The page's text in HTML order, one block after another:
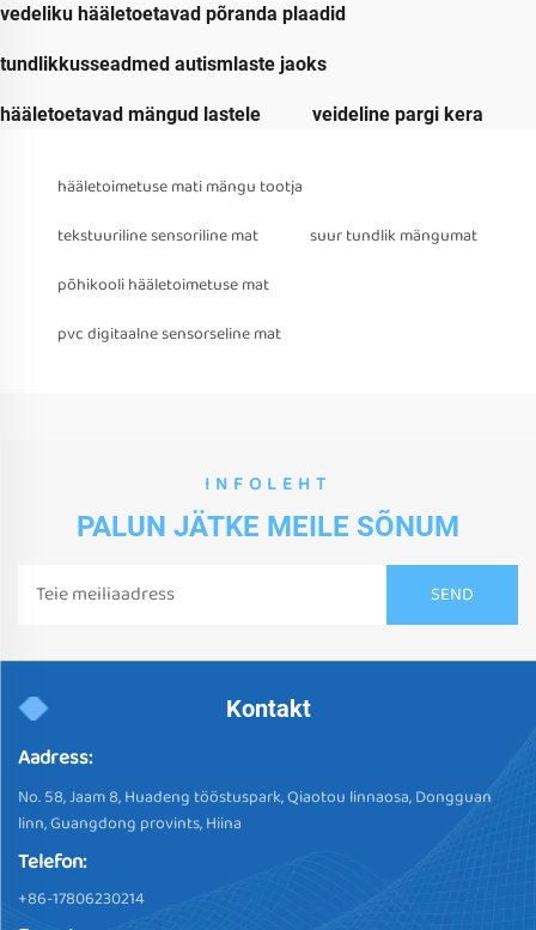
vedeliku hääletoetavad põranda plaadid
tundlikkusseadmed autismlaste jaoks
hääletoetavad mängud lastele veideline pargi kera
hääletoimetuse mati mängu tootja
tekstuuriline sensoriline mat
suur tundlik mängumat
põhikooli hääletoimetuse mat
pvc digitaalne sensorseline mat
INFOLEHT
PALUN JÄTKE MEILE SÕNUM
Kontakt
Aadress:
No. 58, Jaam 8, Huadeng tööstuspark, Qiaotou linnaosa, Dongguan
linn, Guangdong provints, Hiina
Telefon:
+86-17806230214